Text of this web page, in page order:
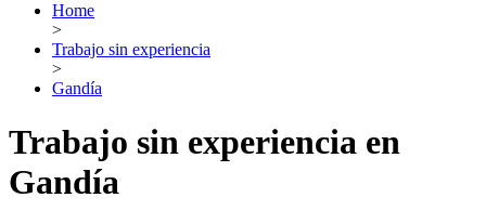
Home
>
Trabajo sin experiencia
>
Gandía
Trabajo sin experiencia en
Gandía